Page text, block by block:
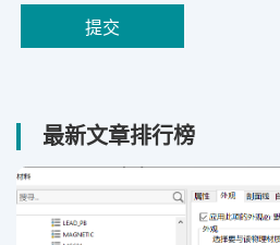
最新文章排行榜